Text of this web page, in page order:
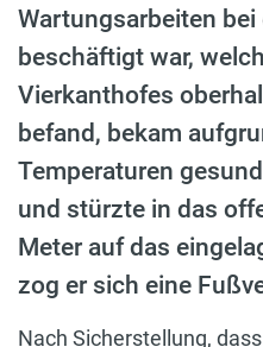
Wartungsarbeiten
beschäftigt war,
Vierkanthofes
befand, bekam
Temperaturen
und stürzte in das
Meter auf das
zog er sich eine
Nach Sicherstellung,